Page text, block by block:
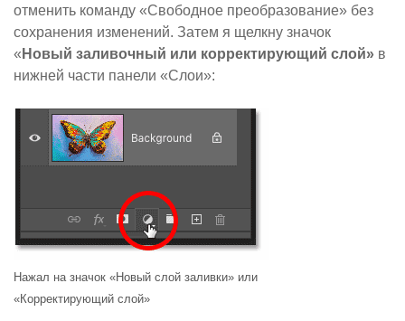
отменить команду «Свободное преобразование» без
сохранения изменений. Затем я щелкну значок
« Новый заливочный или корректирующий слой» в
нижней части панели «Слои»:
Нажал на значок «Новый слой заливки» или
«Корректирующий слой»